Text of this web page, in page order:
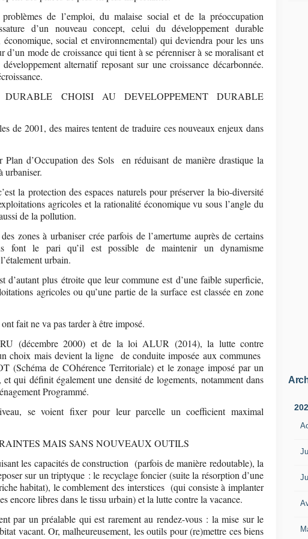
de l’emploi, du malaise social et de la préoccupation
d’un nouveau concept, celui du développement durable
social et environnemental) qui deviendra pour les uns
d’un mode de croissance qui tient à se pérenniser à se moralisant et
alternatif reposant sur une croissance décarbonnée.
DURABLE CHOISI AU DEVELOPPEMENT DURABLE
de 2001, des maires tentent de traduire ces nouveaux enjeux dans
d’Occupation des Sols en réduisant de manière drastique la
urbaniser.
la protection des espaces naturels pour préserver la bio-diversité
agricoles et la rationalité économique vu sous l’angle du
de la pollution.
zones à urbaniser crée parfois de l’amertume auprès de certains
font le pari qu’il est possible de maintenir un dynamisme
urbain.
d’autant plus étroite que leur commune est d’une faible superficie,
agricoles ou qu’une partie de la surface est classée en zone
fait ne va pas tarder à être imposé.
(décembre 2000) et de la loi ALUR (2014), la lutte contre
choix mais devient la ligne de conduite imposée aux communes
(Schéma de COhérence Territoriale) et le zonage imposé par un
qui définit également une densité de logements, notamment dans
Programmé.
se voient fixer pour leur parcelle un coefficient maximal
MAIS SANS NOUVEAUX OUTILS
les capacités de construction (parfois de manière redoutable), la
sur un triptyque : le recyclage foncier (suite la résorption d’une
habitat), le comblement des interstices (qui consiste à implanter
encore libres dans le tissu urbain) et la lutte contre la vacance.
par un préalable qui est rarement au rendez-vous : la mise sur le
vacant. Or, malheureusement, les outils pour (re)mettre ces biens